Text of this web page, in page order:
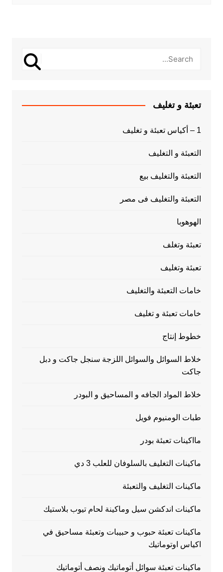
تعبئة و تغليف
1 – أكياس تعبئة و تغليف
التعبئة و التغليف
التعبئة والتغليف بيع
التعبئة والتغليف فى مصر
الهوهوبا
تعبئة وتغلف
تعبئة وتغليف
خامات التعبئة والتغليف
خامات تعبئة و تغليف
خطوط إنتاج
خلاط السوائل والسوائل اللزجة سنجل جاكت و دبل
جاكت
خلاط المواد الجافه و المساحيق و البودر
طبات الومنيوم فويل
مااكينات تعبئة بودر
ماكينات التغليف بالسلوفان للعلب 3 دي
ماكينات التغليف والتعبئة
ماكينات اندكشن سيل وماكينة لحام تيوب بلاستيك
ماكينات تعبئة حبوب و حبيبات وتعبئة مساحيق في
اكياس اوتوماتيك
ماكينات تعبئة سوائل أتوماتيك ونصف أتوماتيك